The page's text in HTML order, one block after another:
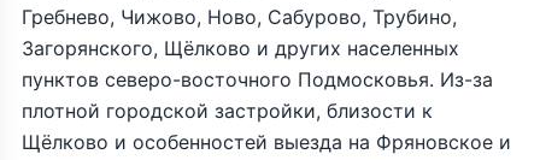
Гребнево, Чижово, Ново, Сабурово, Трубино,
Загорянского, Щёлково и других населенных
пунктов северо-восточного Подмосковья. Из-за
плотной городской застройки, близости к
Щёлково и особенностей выезда на Фряновское и